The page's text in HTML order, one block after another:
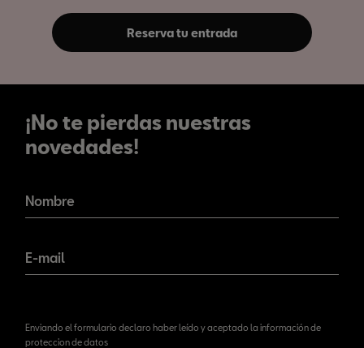
Reserva tu entrada
¡No te pierdas nuestras
novedades!
novedades!
Nombre
E-mail
Enviando el formulario declaro haber leído y aceptado la información de
proteccion de datos